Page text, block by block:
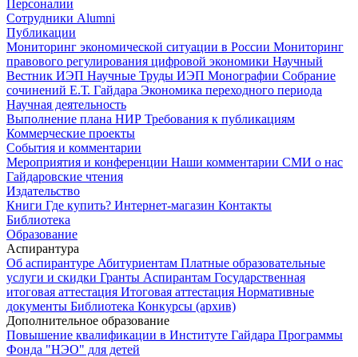
Персоналии
Сотрудники Alumni
Публикации
Мониторинг экономической ситуации в России Мониторинг
правового регулирования цифровой экономики Научный
Вестник ИЭП Научные Труды ИЭП Монографии Собрание
сочинений Е.Т. Гайдара Экономика переходного периода
Научная деятельность
Выполнение плана НИР Требования к публикациям
Коммерческие проекты
События и комментарии
Мероприятия и конференции Наши комментарии СМИ о нас
Гайдаровские чтения
Издательство
Книги Где купить? Интернет-магазин Контакты
Библиотека
Образование
Аспирантура
Об аспирантуре Абитуриентам Платные образовательные
услуги и скидки Гранты Аспирантам Государственная
итоговая аттестация Итоговая аттестация Нормативные
документы Библиотека Конкурсы (архив)
Дополнительное образование
Повышение квалификации в Институте Гайдара Программы
Фонда "НЭО" для детей